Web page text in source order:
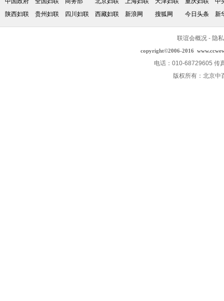
陕西妇联
贵州妇联 四川妇联 西藏妇联 新浪网 搜狐网 今日头条 新
联谊会概况 - 隐
copyright©2006-2016
电话：010-68729605 传
版权所有：北京